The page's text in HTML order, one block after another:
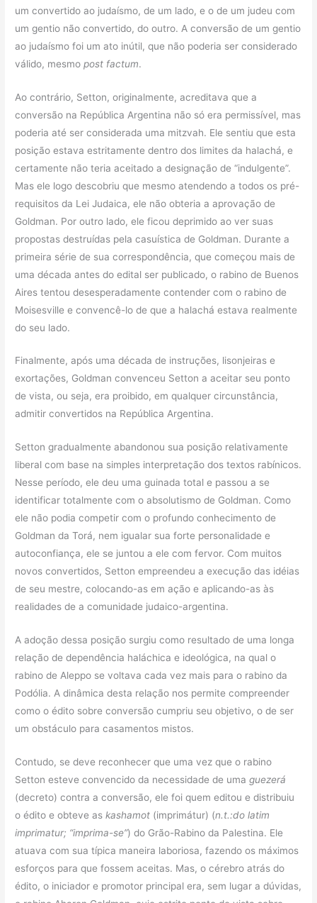
um convertido ao judaísmo, de um lado, e o de um judeu com
um gentio não convertido, do outro. A conversão de um gentio
ao judaísmo foi um ato inútil, que não poderia ser considerado
válido, mesmopost factum.
Ao contrário, Setton, originalmente, acreditava que a
conversão na República Argentina não só era permissível, mas
poderia até ser considerada uma mitzvah. Ele sentiu que esta
posição estava estritamente dentro dos limites da halachá, e
certamente não teria aceitado a designação de “indulgente”.
Mas ele logo descobriu que mesmo atendendo a todos os pré-
requisitos da Lei Judaica, ele não obteria a aprovação de
Goldman. Por outro lado, ele ficou deprimido ao ver suas
propostas destruídas pela casuística de Goldman. Durante a
primeira série de sua correspondência, que começou mais de
uma década antes do edital ser publicado, o rabino de Buenos
Aires tentou desesperadamente contender com o rabino de
Moisesville e convencê-lo de que a halachá estava realmente
do seu lado.
Finalmente, após uma década de instruções, lisonjeiras e
exortações, Goldman convenceu Setton a aceitar seu ponto
de vista, ou seja, era proibido, em qualquer circunstância,
admitir convertidos na República Argentina.
Setton gradualmente abandonou sua posição relativamente
liberal com base na simples interpretação dos textos rabínicos.
Nesse período, ele deu uma guinada total e passou a se
identificar totalmente com o absolutismo de Goldman. Como
ele não podia competir com o profundo conhecimento de
Goldman da Torá, nem igualar sua forte personalidade e
autoconfiança, ele se juntou a ele com fervor. Com muitos
novos convertidos, Setton empreendeu a execução das idéias
de seu mestre, colocando-as em ação e aplicando-as às
realidades de a comunidade judaico-argentina.
A adoção dessa posição surgiu como resultado de uma longa
relação de dependência haláchica e ideológica, na qual o
rabino de Aleppo se voltava cada vez mais para o rabino da
Podólia. A dinâmica desta relação nos permite compreender
como o édito sobre conversão cumpriu seu objetivo, o de ser
um obstáculo para casamentos mistos.
Contudo, se deve reconhecer que uma vez que o rabino
Setton esteve convencido da necessidade de umaguezerá
(decreto) contra a conversão, ele foi quem editou e distribuiu
o édito e obteve askashamot (imprimátur) (n.t.:do latim
imprimatur; “imprima-se”) do Grão-Rabino da Palestina. Ele
atuava com sua típica maneira laboriosa, fazendo os máximos
esforços para que fossem aceitas. Mas, o cérebro atrás do
édito, o iniciador e promotor principal era, sem lugar a dúvidas,